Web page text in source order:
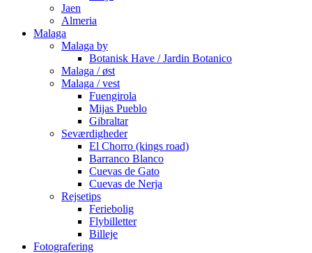
Jaen
Almeria
Malaga
Malaga by
Botanisk Have / Jardin Botanico
Malaga / øst
Malaga / vest
Fuengirola
Mijas Pueblo
Gibraltar
Seværdigheder
El Chorro (kings road)
Barranco Blanco
Cuevas de Gato
Cuevas de Nerja
Rejsetips
Feriebolig
Flybilletter
Billeje
Fotografering